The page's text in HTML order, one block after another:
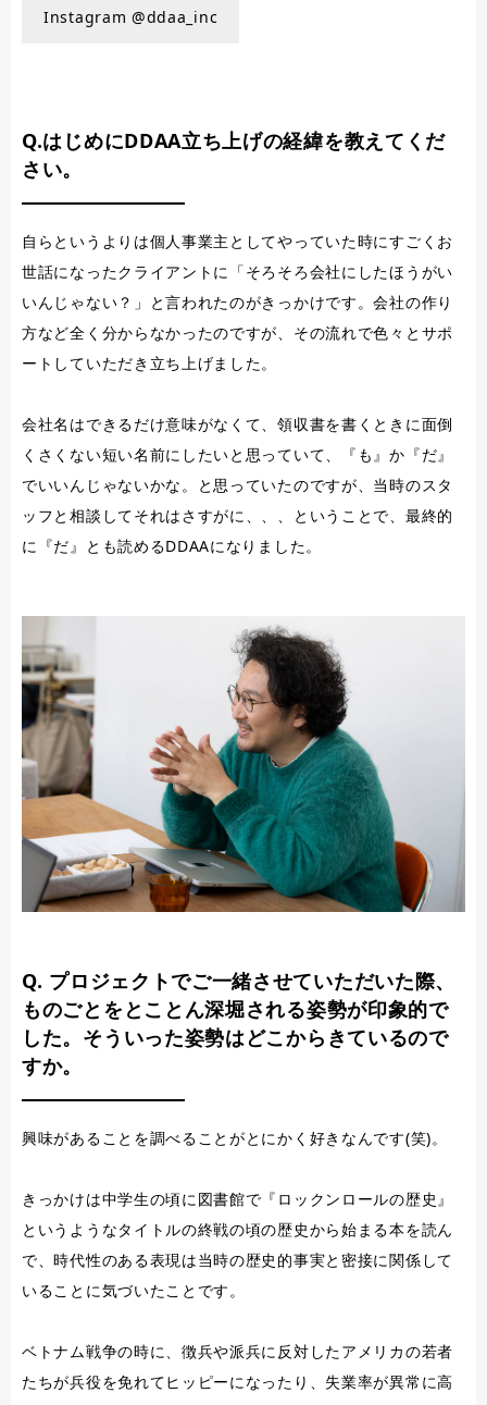
Instagram @ddaa_inc
Q.はじめにDDAA立ち上げの経緯を教えてくだ
さい。
自らというよりは個人事業主としてやっていた時にすごくお
世話になったクライアントに「そろそろ会社にしたほうがい
いんじゃない？」と言われたのがきっかけです。会社の作り
方など全く分からなかったのですが、その流れで色々とサポ
ートしていただき立ち上げました。
会社名はできるだけ意味がなくて、領収書を書くときに面倒
くさくない短い名前にしたいと思っていて、『も』か『だ』
でいいんじゃないかな。と思っていたのですが、当時のスタ
ッフと相談してそれはさすがに、、、ということで、最終的
に『だ』とも読めるDDAAになりました。
Q. プロジェクトでご一緒させていただいた際、
ものごとをとことん深堀される姿勢が印象的で
した。そういった姿勢はどこからきているので
すか。
興味があることを調べることがとにかく好きなんです(笑)。
きっかけは中学生の頃に図書館で『ロックンロールの歴史』
というようなタイトルの終戦の頃の歴史から始まる本を読ん
で、時代性のある表現は当時の歴史的事実と密接に関係して
いることに気づいたことです。
ベトナム戦争の時に、徴兵や派兵に反対したアメリカの若者
たちが兵役を免れてヒッピーになったり、失業率が異常に高